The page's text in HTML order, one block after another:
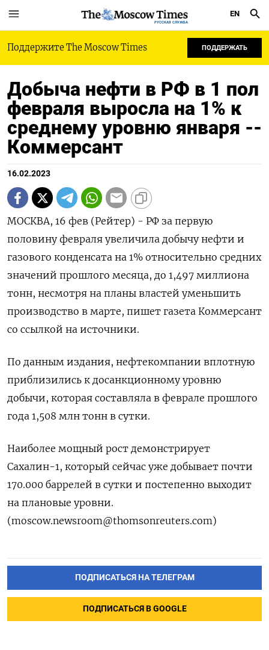
РУССКАЯ СЛУЖБА
EN
Поддержите The Moscow Times ПОДДЕРЖАТЬ
Добыча нефти в РФ в 1 пол
февраля выросла на 1% к
среднему уровню января --
Коммерсант
16.02.2023
МОСКВА, 16 фев (Рейтер) - РФ за первую
половину февраля увеличила добычу нефти и
газового конденсата на 1% относительно средних
значений прошлого месяца, до 1,497 миллиона
тонн, несмотря на планы властей уменьшить
производство в марте, пишет газета Коммерсант
со ссылкой на источники.
По данным издания, нефтекомпании вплотную
приблизились к досанкционному уровню
добычи, которая составляла в феврале прошлого
года 1,508 млн тонн в сутки.
Наиболее мощный рост демонстрирует
Сахалин-1, который сейчас уже добывает почти
170.000 баррелей в сутки и постепенно выходит
на плановые уровни.
(moscow.newsroom@thomsonreuters.com)
ПОДПИСАТЬСЯ НА ТЕЛЕГРАМ
ПОДПИСАТЬСЯ В GOOGLE